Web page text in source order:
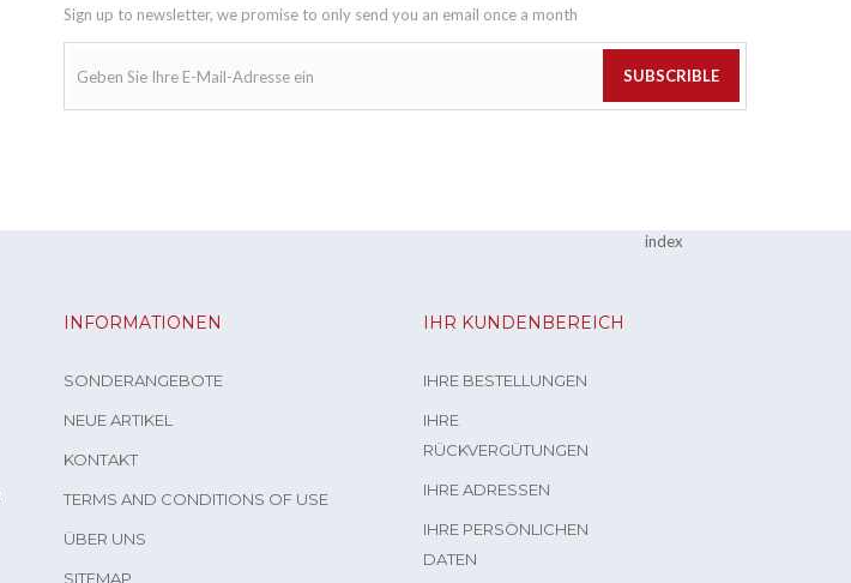
Sign up to newsletter, we promise to only send you an email once a month
SUBSCRIBLE
INFORMATIONEN
SONDERANGEBOTE
NEUE ARTIKEL
KONTAKT
TERMS AND CONDITIONS OF USE
ÜBER UNS
SITEMAP
IHR KUNDENBEREICH
IHRE BESTELLUNGEN
IHRE
RÜCKVERGÜTUNGEN
IHRE ADRESSEN
IHRE PERSÖNLICHEN
DATEN
index